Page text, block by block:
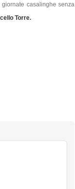
casalinghe senza
Torre.